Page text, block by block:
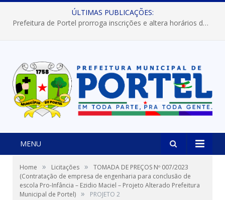
ÚLTIMAS PUBLICAÇÕES:
Prefeitura de Portel prorroga inscrições e altera horários dos concursos “Musa” e “Miss Mix Verão 2026”
MENU
Home » Licitações »
TOMADA DE PREÇOS Nº 007/2023
(Contratação de empresa de engenharia para conclusão de
escola Pro-Infância – Ezidio Maciel – Projeto Alterado Prefeitura
Municipal de Portel) » PROJETO 2